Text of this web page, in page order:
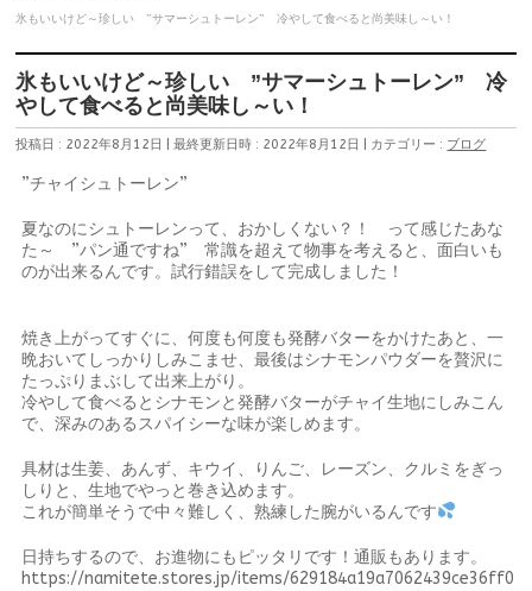
氷もいいけど～珍しい ”サマーシュトーレン” 冷やして食べると尚美味し～い！
氷もいいけど～珍しい ”サマーシュトーレン” 冷
やして食べると尚美味し～い！
投稿日 : 2022年8月12日 最終更新日時 : 2022年8月12日 カテゴリー : ブログ
”チャイシュトーレン”
夏なのにシュトーレンって、おかしくない？！ って感じたあな
た～ ”パン通ですね” 常識を超えて物事を考えると、面白いも
のが出来るんです。試行錯誤をして完成しました！
焼き上がってすぐに、何度も何度も発酵バターをかけたあと、一
晩おいてしっかりしみこませ、最後はシナモンパウダーを贅沢に
たっぷりまぶして出来上がり。
冷やして食べるとシナモンと発酵バターがチャイ生地にしみこん
で、深みのあるスパイシーな味が楽しめます。
具材は生姜、あんず、キウイ、りんご、レーズン、クルミをぎっ
しりと、生地でやっと巻き込めます。
これが簡単そうで中々難しく、熟練した腕がいるんです
日持ちするので、お進物にもピッタリです！通販もあります。
https://namitete.stores.jp/items/629184a19a7062439ce36ff0